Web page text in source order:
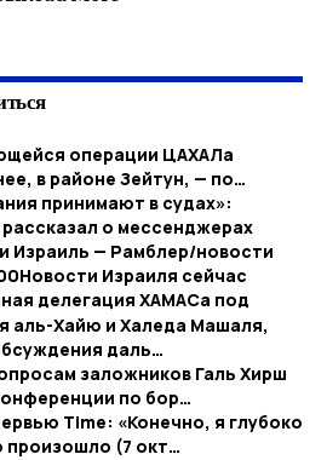
операции ЦАХАЛа
в районе Зейтун, — по…
принимают в судах»:
о мессенджерах
Израиль — Рамблер/новости
Израиля сейчас
делегация ХАМАСа под
аль-Хайю и Халеда Машаля,
даль…
заложников Галь Хирш
по бор…
Time: «Конечно, я глубоко
произошло (7 окт…